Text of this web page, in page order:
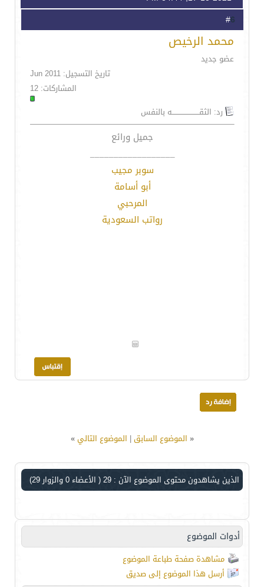
6
محمد الرخيص
عضو جديد
تاريخ التسجيل: Jun 2011
المشاركات: 12
رد: الثقـــــــــــــــــــــــه بالنفس
جميل ورائع
__________________
سوبر مجيب
أبو أسامة
المرحبي
رواتب السعودية
« الموضوع السابق| الموضوع التالي»
الذين يشاهدون محتوى الموضوع الآن : 29 ( الأعضاء 0 والزوار 29)
أدوات الموضوع
مشاهدة صفحة طباعة الموضوع
أرسل هذا الموضوع إلى صديق